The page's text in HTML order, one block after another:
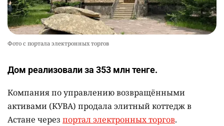
Фото с портала электронных торгов
Дом реализовали за 353 млн тенге.
Компания по управлению возвращёнными
активами (КУВА) продала элитный коттедж в
Астане через портал электронных торгов.